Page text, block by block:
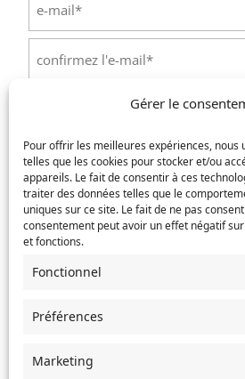
Gérer le
Pour offrir les meilleures expériences, nous
telles que les cookies pour stocker et/ou
appareils. Le fait de consentir à ces
traiter des données telles que le
uniques sur ce site. Le fait de ne pas
consentement peut avoir un effet négatif
et fonctions.
Fonctionnel
Préférences
Marketing
mail(Nécessaire)
Saisissez
un
e-
(Nécessaire)
Service concerné(Nécessaire)
Si votre demande concerne des
de mariage, choisissez l'Etat-Civil
Objet